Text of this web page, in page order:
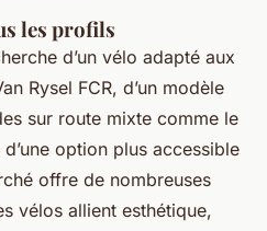
les profils
d’un vélo adapté aux
Rysel FCR, d’un modèle
sur route mixte comme le
option plus accessible
offre de nombreuses
vélos allient esthétique,